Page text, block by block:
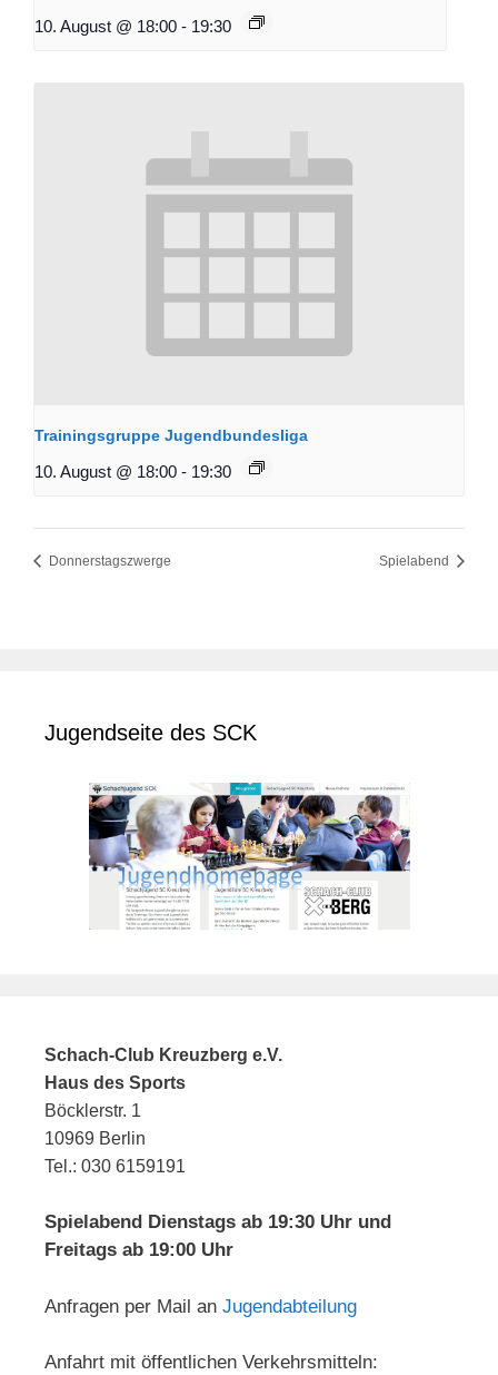
10. August @ 18:00 - 19:30
Trainingsgruppe Jugendbundesliga
10. August @ 18:00 - 19:30
Donnerstagszwerge Spielabend
Jugendseite des SCK
Schach-Club Kreuzberg e.V.
Haus des Sports
Böcklerstr. 1
10969 Berlin
Tel.: 030 6159191
Spielabend Dienstags ab 19:30 Uhr und
Freitags ab 19:00 Uhr
Anfragen per Mail an Jugendabteilung
Anfahrt mit öffentlichen Verkehrsmitteln: